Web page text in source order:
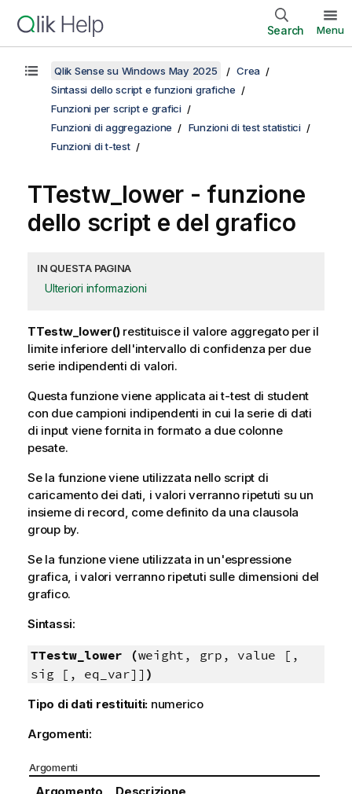
Search Menu
Qlik Sense su Windows May 2025
Crea
Sintassi dello script e funzioni grafiche
Funzioni per script e grafici
Funzioni di aggregazione
Funzioni di test statistici
Funzioni di t-test
TTestw_lower - funzione
dello script e del grafico
IN QUESTA PAGINA
Ulteriori informazioni
TTestw_lower()restituisce il valore aggregato per il
limite inferiore dell'intervallo di confidenza per due
serie indipendenti di valori.
Questa funzione viene applicata ai t-test di student
con due campioni indipendenti in cui la serie di dati
di input viene fornita in formato a due colonne
pesate.
Se la funzione viene utilizzata nello script di
caricamento dei dati, i valori verranno ripetuti su un
insieme di record, come definito da una clausola
group by.
Se la funzione viene utilizzata in un'espressione
grafica, i valori verranno ripetuti sulle dimensioni del
grafico.
Sintassi:
TTestw_lower (weight, grp, value [,
sig [, eq_var]] )
Tipo di dati restituiti: numerico
Argomenti:
Argomenti